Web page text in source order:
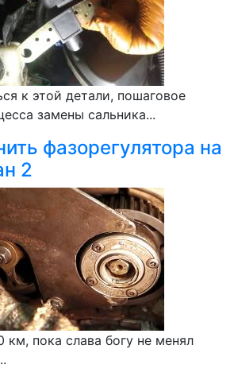
к этой детали, пошаговое
замены сальника...
фазорегулятора на
2
км, пока слава богу не менял